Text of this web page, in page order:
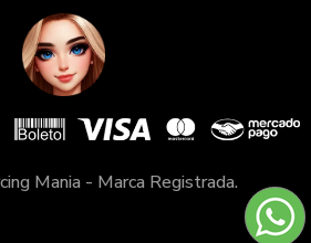
Mania - Marca Registrada.